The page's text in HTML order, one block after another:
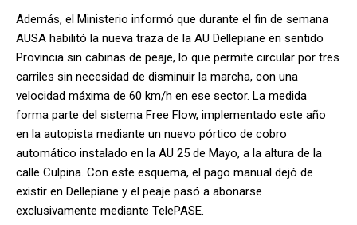
Además, el Ministerio informó que durante el fin de semana
AUSA habilitó la nueva traza de la AU Dellepiane en sentido
Provincia sin cabinas de peaje, lo que permite circular por tres
carriles sin necesidad de disminuir la marcha, con una
velocidad máxima de 60 km/h en ese sector. La medida
forma parte del sistema Free Flow, implementado este año
en la autopista mediante un nuevo pórtico de cobro
automático instalado en la AU 25 de Mayo, a la altura de la
calle Culpina. Con este esquema, el pago manual dejó de
existir en Dellepiane y el peaje pasó a abonarse
exclusivamente mediante TelePASE.